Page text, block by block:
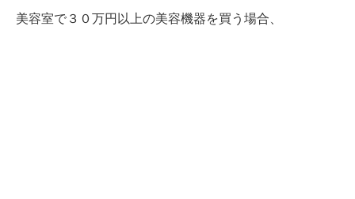
美容室で３０万円以上の美容機器を買う場合、